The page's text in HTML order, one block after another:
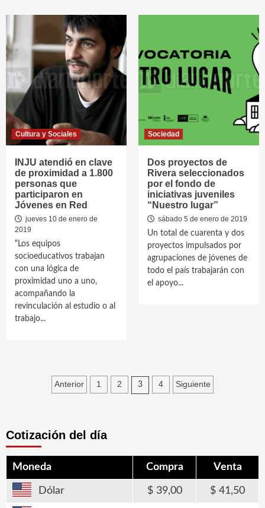
Cultura y Sociales
INJU atendió en clave
de proximidad a 1.800
personas que
participaron en
Jóvenes en Red
jueves 10 de enero de
2019
“Los equipos
socioeducativos trabajan
con una lógica de
proximidad uno a uno,
acompañando la
revinculación al estudio o al
trabajo...
Sociedad
Dos proyectos de
Rivera seleccionados
por el fondo de
iniciativas juveniles
“Nuestro lugar”
sábado 5 de enero de 2019
Un total de cuarenta y dos
proyectos impulsados por
agrupaciones de jóvenes de
todo el país trabajarán con
el apoyo...
Paginación
Anterior 1 2 3 4 Siguiente
Cotización del día
Moneda Compra Venta
Dólar 39,00 41,50